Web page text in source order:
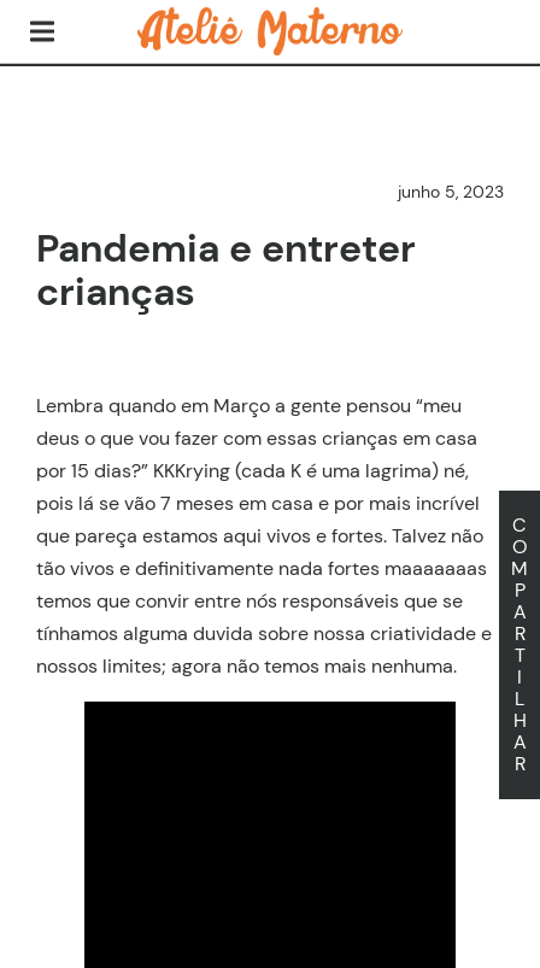
junho 5, 2023
Pandemia e entreter
crianças
C
O
M
P
A
R
T
I
L
H
A
R
Lembra quando em Março a gente pensou “meu
deus o que vou fazer com essas crianças em casa
por 15 dias?” KKKrying (cada K é uma lagrima) né,
pois lá se vão 7 meses em casa e por mais incrível
que pareça estamos aqui vivos e fortes. Talvez não
tão vivos e definitivamente nada fortes maaaaaaas
temos que convir entre nós responsáveis que se
tínhamos alguma duvida sobre nossa criatividade e
nossos limites; agora não temos mais nenhuma.